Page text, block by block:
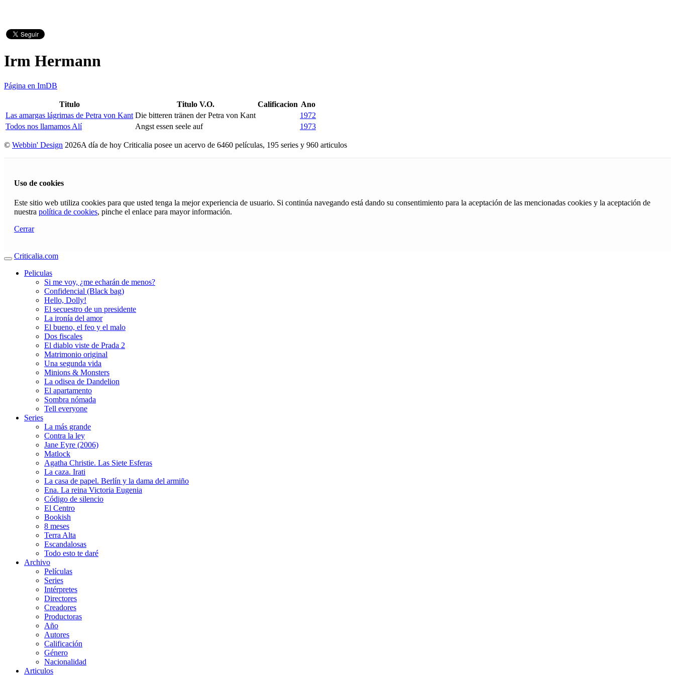
Irm Hermann
Página en ImDB
Titulo Titulo V.O. Calificacion Ano
Las amargas lágrimas de Petra von Kant Die bitteren tränen der Petra von Kant
1972
Todos nos llamamos Alí
Angst essen seele auf 1973
© Webbin' Design 2026A día de hoy Criticalia posee un acervo de 6460 películas, 195 series y 960 articulos
Uso de cookies
Este sitio web utiliza cookies para que usted tenga la mejor experiencia de usuario. Si continúa navegando está dando su consentimiento para la aceptación de las mencionadas cookies y la aceptación de
nuestra política de cookies, pinche el enlace para mayor información.
Cerrar
Criticalia.com
Peliculas
Si me voy, ¿me echarán de menos?
Confidencial (Black bag)
Hello, Dolly!
El secuestro de un presidente
La ironía del amor
El bueno, el feo y el malo
Dos fiscales
El diablo viste de Prada 2
Matrimonio original
Una segunda vida
Minions & Monsters
La odisea de Dandelion
El apartamento
Sombra nómada
Tell everyone
Series
La más grande
Contra la ley
Jane Eyre (2006)
Matlock
Agatha Christie. Las Siete Esferas
La caza. Irati
La casa de papel. Berlín y la dama del armiño
Ena. La reina Victoria Eugenia
Código de silencio
El Centro
Bookish
8 meses
Terra Alta
Escandalosas
Todo esto te daré
Archivo
Películas
Series
Intérpretes
Directores
Creadores
Productoras
Año
Autores
Calificación
Género
Nacionalidad
Articulos